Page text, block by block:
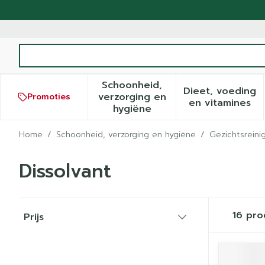
Promoties
Schoonheid,
verzorging en
hygiëneToon submenu voor
Dieet, voeding
en vitamines
Toon
Home / Schoonheid, verzorging en hygiëne /
Dissolvant
Prijs
16